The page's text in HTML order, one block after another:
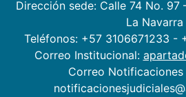
Dirección sede: Calle 74 No. 97
La Navarra
Teléfonos: +57 3106671233 -
Correo Institucional:
Correo Notificaciones